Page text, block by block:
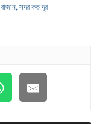
বাজান, সদর কত দূর